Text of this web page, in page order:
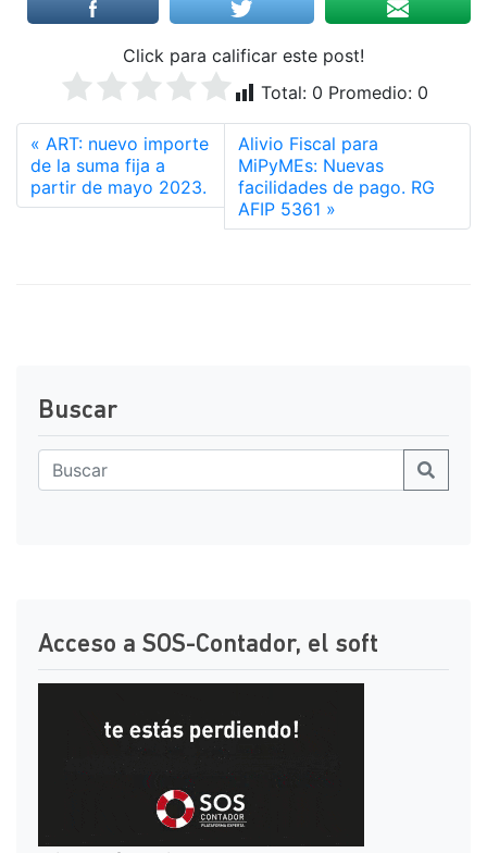
Click para calificar este post!
Total: 0 Promedio: 0
ART: nuevo importe
de la suma fija a
partir de mayo 2023.
Alivio Fiscal para
MiPyMEs: Nuevas
facilidades de pago. RG
AFIP 5361
Buscar
Acceso a SOS-Contador, el soft